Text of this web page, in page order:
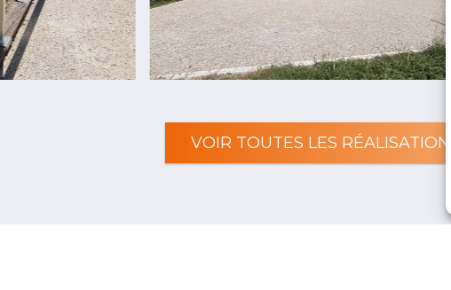
VOIR TOUTES LES RÉALISATIONS